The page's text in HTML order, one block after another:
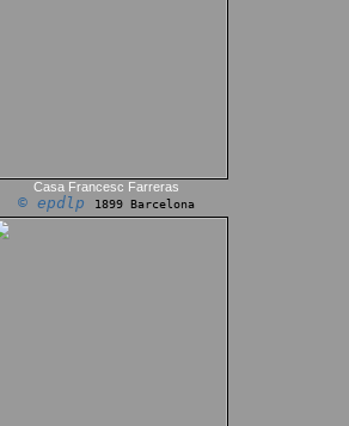
Casa Francesc Farreras
© epdlp 1899 Barcelona